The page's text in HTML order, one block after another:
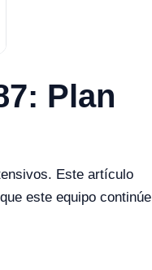
Plan
Este artículo
este equipo continúe